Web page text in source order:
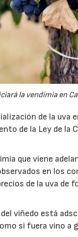
la vendimia en
de la uva
de la Ley de la
que viene
en los
de la uva de
viñedo está
si fuera vino a